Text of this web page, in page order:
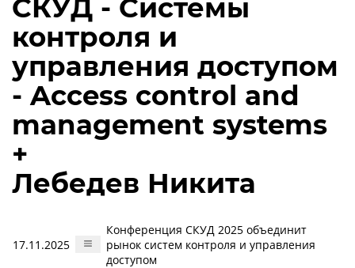
СКУД - Системы
контроля и
управления доступом
- Access control and
management systems
+
Лебедев Никита
17.11.2025
Конференция СКУД 2025 объединит
рынок систем контроля и управления
доступом